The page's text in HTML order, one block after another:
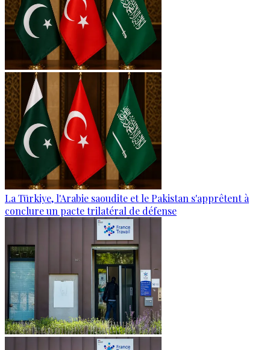
La Türkiye, l'Arabie saoudite et le Pakistan s'apprêtent à
conclure un pacte trilatéral de défense